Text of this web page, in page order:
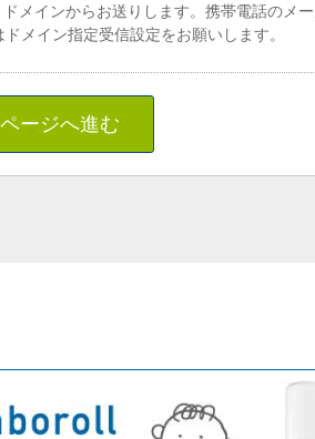
メインからお送りします。携帯電話のメ
メイン指定受信設定をお願いします。
ージへ進む